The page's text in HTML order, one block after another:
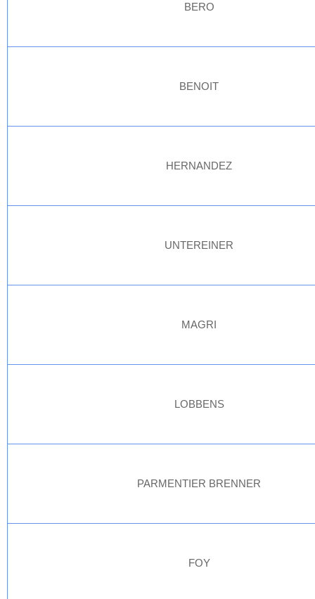
BERO
BENOIT
HERNANDEZ
UNTEREINER
MAGRI
LOBBENS
PARMENTIER BRENNER
FOY